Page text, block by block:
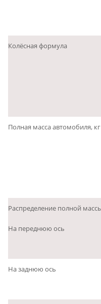
Колёсная формула
Полная масса автомобиля, кг
Распределение полной
На переднюю ось
На заднюю ось